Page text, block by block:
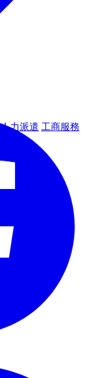
人力派遣 工商服務